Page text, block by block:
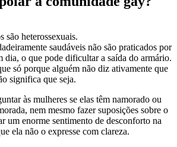
são heterossexuais.
saudáveis não são praticados por
dia, o que pode dificultar a saída do armário.
só porque alguém não diz ativamente que
significa que seja.
às mulheres se elas têm namorado ou
nem mesmo fazer suposições sobre o
um enorme sentimento de desconforto na
ela não o expresse com clareza.